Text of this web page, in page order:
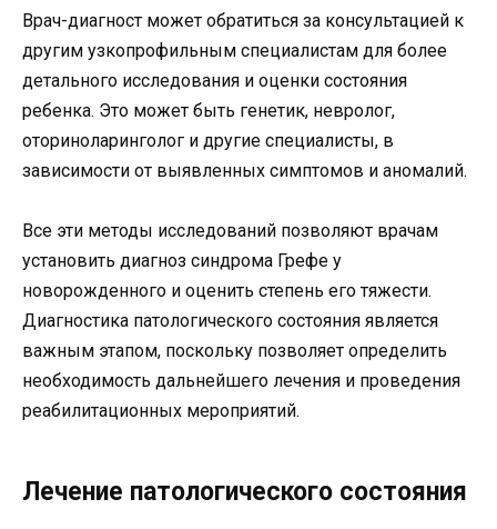
Врач-диагност может обратиться за консультацией к
другим узкопрофильным специалистам для более
детального исследования и оценки состояния
ребенка. Это может быть генетик, невролог,
оториноларинголог и другие специалисты, в
зависимости от выявленных симптомов и аномалий.
Все эти методы исследований позволяют врачам
установить диагноз синдрома Грефе у
новорожденного и оценить степень его тяжести.
Диагностика патологического состояния является
важным этапом, поскольку позволяет определить
необходимость дальнейшего лечения и проведения
реабилитационных мероприятий.
Лечение патологического состояния